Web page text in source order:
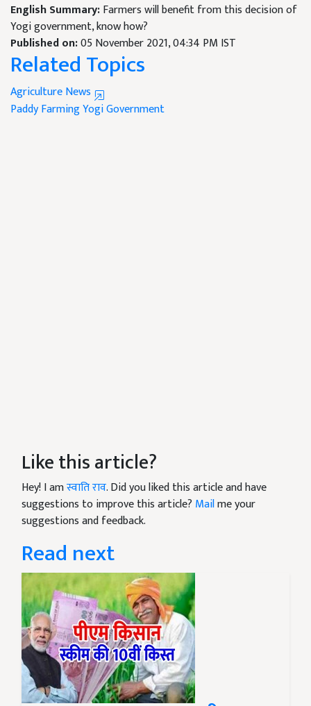
English Summary:Farmers will benefit from this decision of
Yogi government, know how?
Published on:05 November 2021, 04:34 PM IST
Related Topics
Agriculture News
Paddy FarmingYogi Government
Like this article?
Hey! I amस्वाति राव. Did you liked this article and have
suggestions to improve this article? Mailme your
suggestions and feedback.
Read next